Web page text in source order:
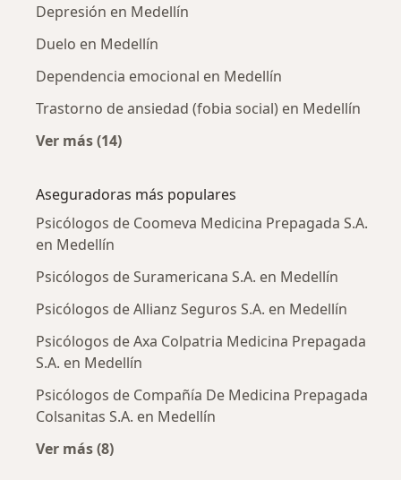
Depresión en Medellín
Duelo en Medellín
Dependencia emocional en Medellín
Trastorno de ansiedad (fobia social) en Medellín
Ver más (14)
Aseguradoras más populares
Psicólogos de Coomeva Medicina Prepagada S.A.
en Medellín
Psicólogos de Suramericana S.A. en Medellín
Psicólogos de Allianz Seguros S.A. en Medellín
Psicólogos de Axa Colpatria Medicina Prepagada
S.A. en Medellín
Psicólogos de Compañía De Medicina Prepagada
Colsanitas S.A. en Medellín
Ver más (8)